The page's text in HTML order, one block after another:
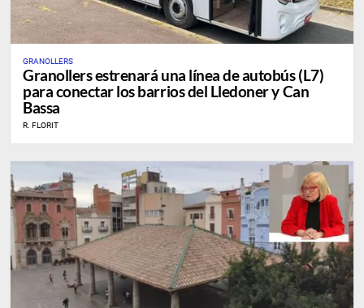
GRANOLLERS
Granollers estrenará una línea de autobús (L7)
para conectar los barrios del Lledoner y Can
Bassa
R. FLORIT